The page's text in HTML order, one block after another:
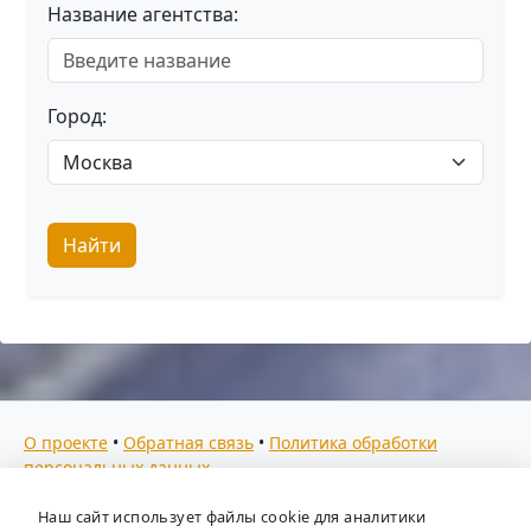
Название агентства:
Город:
Найти
О проекте • Обратная связь • Политика обработки
персональных данных
Мы собираем отзывы, составляем рейтинги и
Наш сайт использует файлы cookie для аналитики